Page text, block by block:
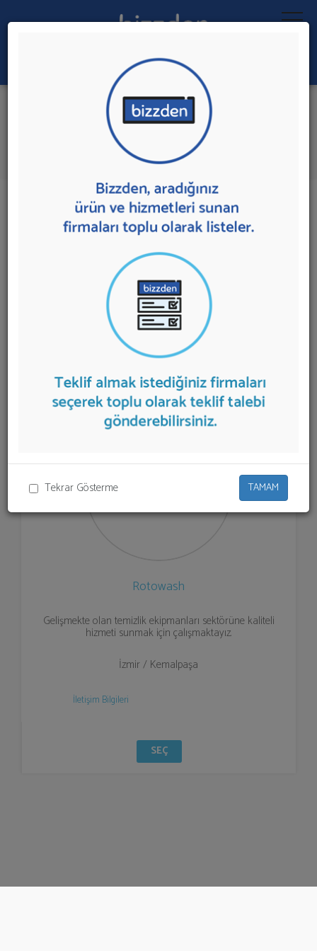
Tekrar Gösterme TAMAM
Ara:
Yüksek Basınçlı Yıkama
Makineleri
İlk 1 Firmadan Teklif İste
1 sonuç bulundu.
Yüksek Basınçlı Yıkama Makinelerisunan firmalar
aşağıda listelenmektedir.Yüksek Basınçlı Yıkama
teklifi almak için listeden seçim yapıp ya da
"İlk 5 Firmadan Teklif İste" kısmından toplu olarak teklif
talebinizi firmalara aktarabilirsiniz.
Rotowash
Gelişmekte olan temizlik ekipmanları sektörüne kaliteli
hizmeti sunmak için çalışmaktayız.
İzmir / Kemalpaşa
İletişim Bilgileri
SEÇ